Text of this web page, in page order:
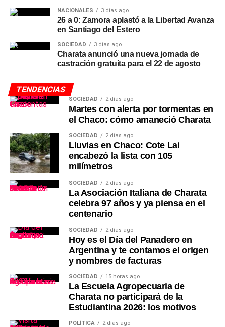
NACIONALES 3 días ago
26 a 0: Zamora aplastó a la Libertad Avanza
en Santiago del Estero
SOCIEDAD 3 días ago
Charata anunció una nueva jornada de
castración gratuita para el 22 de agosto
TENDENCIAS
SOCIEDAD 2 días ago
Martes con alerta por tormentas en
el Chaco: cómo amaneció Charata
SOCIEDAD 2 días ago
Lluvias en Chaco: Cote Lai
encabezó la lista con 105
milímetros
SOCIEDAD 2 días ago
La Asociación Italiana de Charata
celebra 97 años y ya piensa en el
centenario
SOCIEDAD 2 días ago
Hoy es el Día del Panadero en
Argentina y te contamos el origen
y nombres de facturas
SOCIEDAD 15 horas ago
La Escuela Agropecuaria de
Charata no participará de la
Estudiantina 2026: los motivos
POLÍTICA 2 días ago